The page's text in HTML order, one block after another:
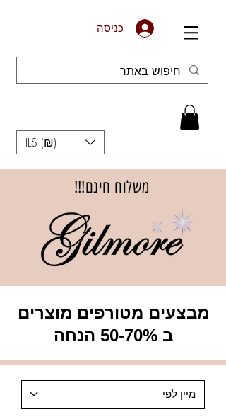
כניסה
ILS (₪)
משלוח חינם!!!
מבצעים מטורפים מוצרים
ב 50-70% הנחה